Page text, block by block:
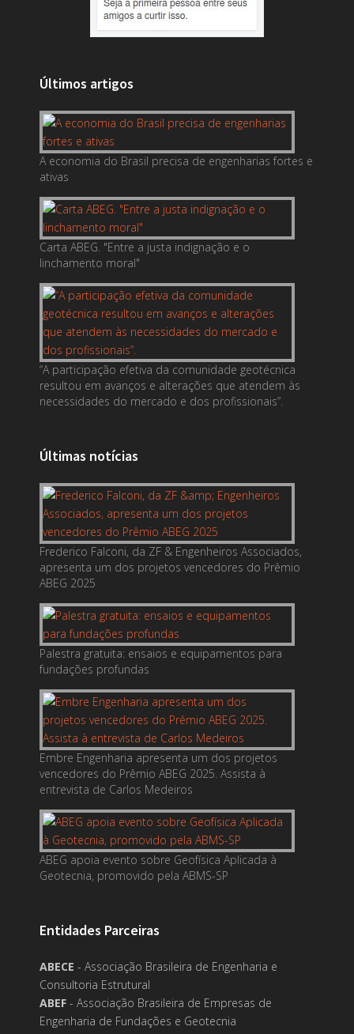
Últimos artigos
A economia do Brasil precisa de engenharias fortes e
ativas
Carta ABEG. "Entre a justa indignação e o
linchamento moral"
“A participação efetiva da comunidade geotécnica
resultou em avanços e alterações que atendem às
necessidades do mercado e dos profissionais”.
Últimas notícias
Frederico Falconi, da ZF & Engenheiros Associados,
apresenta um dos projetos vencedores do Prêmio
ABEG 2025
Palestra gratuita: ensaios e equipamentos para
fundações profundas
Embre Engenharia apresenta um dos projetos
vencedores do Prêmio ABEG 2025. Assista à
entrevista de Carlos Medeiros
ABEG apoia evento sobre Geofísica Aplicada à
Geotecnia, promovido pela ABMS-SP
Entidades Parceiras
ABECE - Associação Brasileira de Engenharia e
Consultoria Estrutural
ABEF - Associação Brasileira de Empresas de
Engenharia de Fundações e Geotecnia